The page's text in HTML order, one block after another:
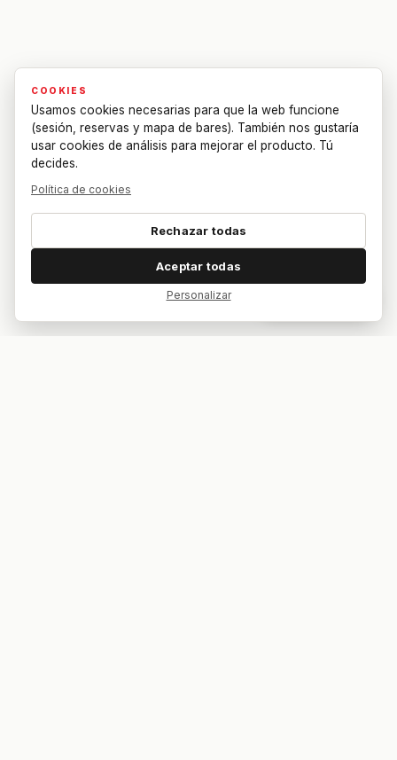
COOKIES
Usamos cookies necesarias para que la web funcione
(sesión, reservas y mapa de bares). También nos gustaría
usar cookies de análisis para mejorar el producto. Tú
decides.
Política de cookies
Rechazar todas
Aceptar todas
Personalizar